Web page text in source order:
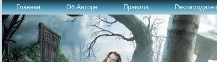
Главная Об Авторе Правила